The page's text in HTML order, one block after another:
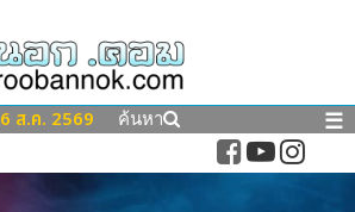
6 ส.ค. 2569 ค้นหา ☰